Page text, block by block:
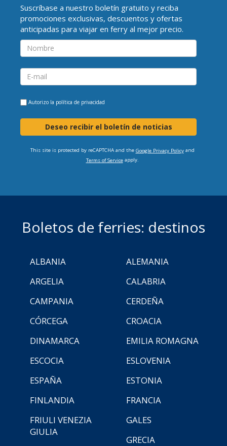
Suscríbase a nuestro boletín gratuito y reciba
promociones exclusivas, descuentos y ofertas
anticipadas para viajar en ferry al mejor precio.
Autorizo la política de privacidad
Deseo recibir el boletín de noticias
This site is protected by reCAPTCHA and the Google Privacy Policyand
Terms of Serviceapply.
Boletos de ferries: destinos
ALBANIA
ALEMANIA
ARGELIA
CALABRIA
CAMPANIA
CERDEÑA
CÓRCEGA
CROACIA
DINAMARCA
EMILIA ROMAGNA
ESCOCIA
ESLOVENIA
ESPAÑA
ESTONIA
FINLANDIA
FRANCIA
FRIULI VENEZIA
GIULIA
GALES
GRECIA